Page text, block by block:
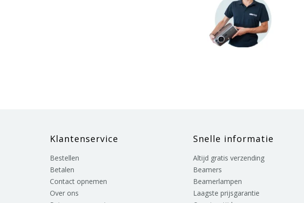
Klantenservice
Bestellen
Betalen
Contact opnemen
Over ons
Snelle informatie
Altijd gratis verzending
Beamers
Beamerlampen
Laagste prijsgarantie